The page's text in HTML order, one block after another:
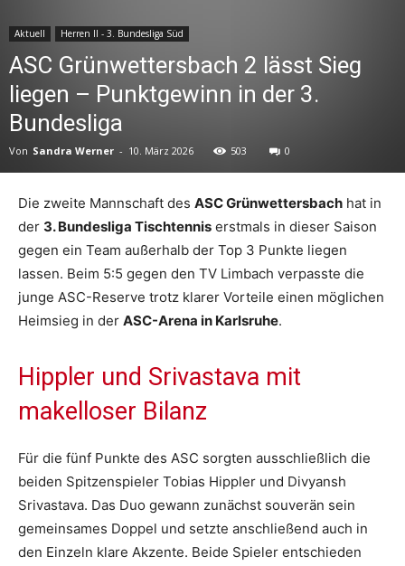
Aktuell Herren II - 3. Bundesliga Süd
ASC Grünwettersbach 2 lässt Sieg
liegen – Punktgewinn in der 3.
Bundesliga
Von Sandra Werner - 10. März 2026 503 0
Die zweite Mannschaft des ASC Grünwettersbach hat in
der 3. Bundesliga Tischtennis erstmals in dieser Saison
gegen ein Team außerhalb der Top 3 Punkte liegen
lassen. Beim 5:5 gegen den TV Limbach verpasste die
junge ASC-Reserve trotz klarer Vorteile einen möglichen
Heimsieg in der ASC-Arena in Karlsruhe.
Hippler und Srivastava mit
makelloser Bilanz
Für die fünf Punkte des ASC sorgten ausschließlich die
beiden Spitzenspieler Tobias Hippler und Divyansh
Srivastava. Das Duo gewann zunächst souverän sein
gemeinsames Doppel und setzte anschließend auch in
den Einzeln klare Akzente. Beide Spieler entschieden